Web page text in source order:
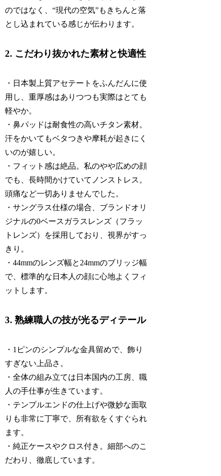
のではなく、“現代の空気”もきちんと落
とし込まれている感じが伝わります。
2. こだわり抜かれた素材と快適性
・日本製上質アセテートをふんだんに使
用し、重厚感はありつつも実際はとても
軽やか。
・鼻パッドは耐食性の高いチタン素材。
汗をかいてもベタつきや摩耗が起きにく
いのが嬉しい。
・フィット感は絶品。私のやや広めの顔
でも、長時間かけていてノンストレス。
頭痛など一切ありませんでした。
・サングラス仕様の場合、ブランドオリ
ジナルの0ベースガラスレンズ（フラッ
トレンズ）を採用しており、視界がすっ
きり。
・44mmのレンズ幅と24mmのブリッジ幅
で、標準的な日本人の顔に心地よくフィ
ットします。
3. 熟練職人の技が光るディテール
・1ピンのシンプルな金具留めで、飾り
すぎない上品さ。
・全体の組み立ては日本国内の工房、職
人の手仕事が生きています。
・テンプルエンドの仕上げや微妙な面取
りも非常に丁寧で、所有欲をくすぐられ
ます。
・純正ケースやクロス付き。細部へのこ
だわり、徹底しています。